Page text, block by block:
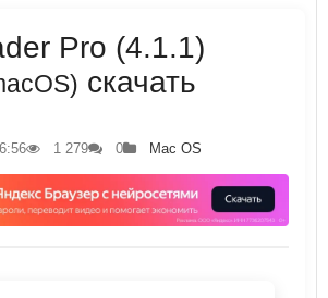
Pro (4.1.1)
скачать
1 279 0 Mac OS